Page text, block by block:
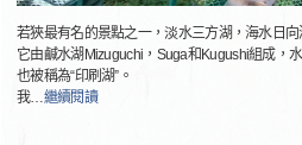
若狹最有名的景點之一，淡水三方湖，海水日向
它由鹹水湖Mizuguchi，Suga和Kugushi組成，
也被稱為“印刷湖”。
我…繼續閱讀